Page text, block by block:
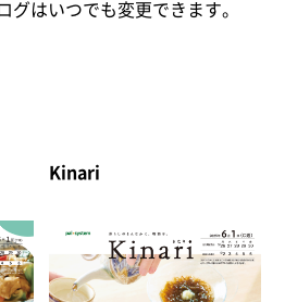
グはいつでも変更できます。
Kinari